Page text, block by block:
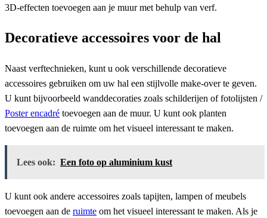
3D-effecten toevoegen aan je muur met behulp van verf.
Decoratieve accessoires voor de hal
Naast verftechnieken, kunt u ook verschillende decoratieve
accessoires gebruiken om uw hal een stijlvolle make-over te geven.
U kunt bijvoorbeeld wanddecoraties zoals schilderijen of fotolijsten /
Poster encadré toevoegen aan de muur. U kunt ook planten
toevoegen aan de ruimte om het visueel interessant te maken.
Lees ook: Een foto op aluminium kust
U kunt ook andere accessoires zoals tapijten, lampen of meubels
toevoegen aan de ruimte om het visueel interessant te maken. Als je